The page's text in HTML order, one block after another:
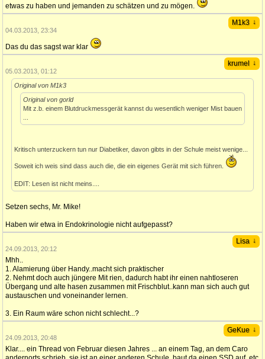
etwas zu haben und jemanden zu schätzen und zu mögen.
M1k3 ↓
04.03.2013, 23:34
Das du das sagst war klar
krumel ↓
05.03.2013, 01:12
Original von M1k3
Original von gorld
Mit z.b. einem Blutdruckmessgerät kannst du wesentlich weniger Mist bauen
Kritisch unterzuckern tun nur Diabetiker, davon gibts in der Schule meist wenige...
Soweit ich weis sind dass auch die, die ein eigenes Gerät mit sich führen.
EDIT: Lesen ist nicht meins....
Setzen sechs, Mr. Mike!
Haben wir etwa in Endokrinologie nicht aufgepasst?
Lisa ↓
24.09.2013, 20:12
Mhh..
1. Alamierung über Handy..macht sich praktischer
2. Nehmt doch auch jüngere Mit rien, dadurch habt ihr einen nahtloseren
Übergang und alte hasen zusammen mit Frischblut..kann man sich auch gut
austauschen und voneinander lernen.
3. Ein Raum wäre schon nicht schlecht...?
GeKue ↓
24.09.2013, 20:48
Klar.... ein Thread von Februar diesen Jahres ... an einem Tag, an dem Caro